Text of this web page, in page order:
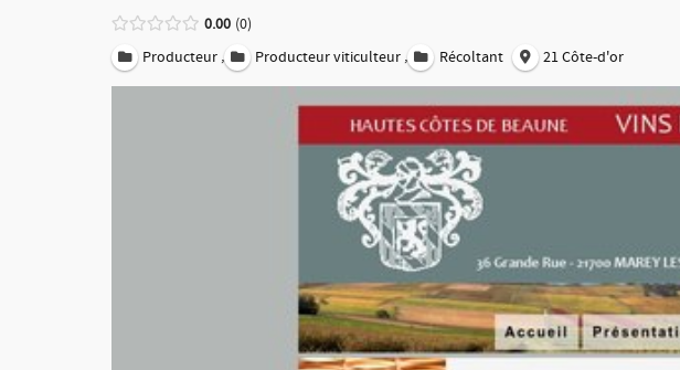
0.00 0
Producteur , Producteur viticulteur , Récoltant 21 Côte-d'or